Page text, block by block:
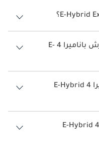
ما هو معدل استهلاك الوقود في بورش باناميرا 4 E-
المصنعة لسيارة بورش
ما هي سعة المقاعد في بورش باناميرا 4 E-Hybrid
ما هو نظام الدفع في بورش باناميرا 4 E-Hybrid